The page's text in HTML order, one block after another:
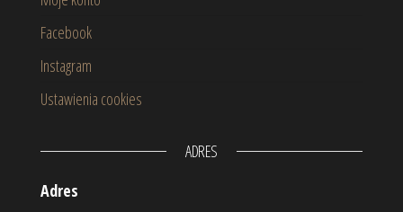
Facebook
Instagram
Ustawienia cookies
ADRES
Adres